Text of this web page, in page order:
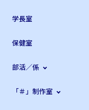
学長室
保健室
部活／係
「＃」制作室